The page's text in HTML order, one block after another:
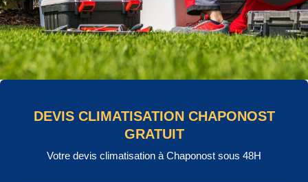
DEVIS CLIMATISATION CHAPONOST
GRATUIT
Votre devis climatisation à Chaponost sous 48H